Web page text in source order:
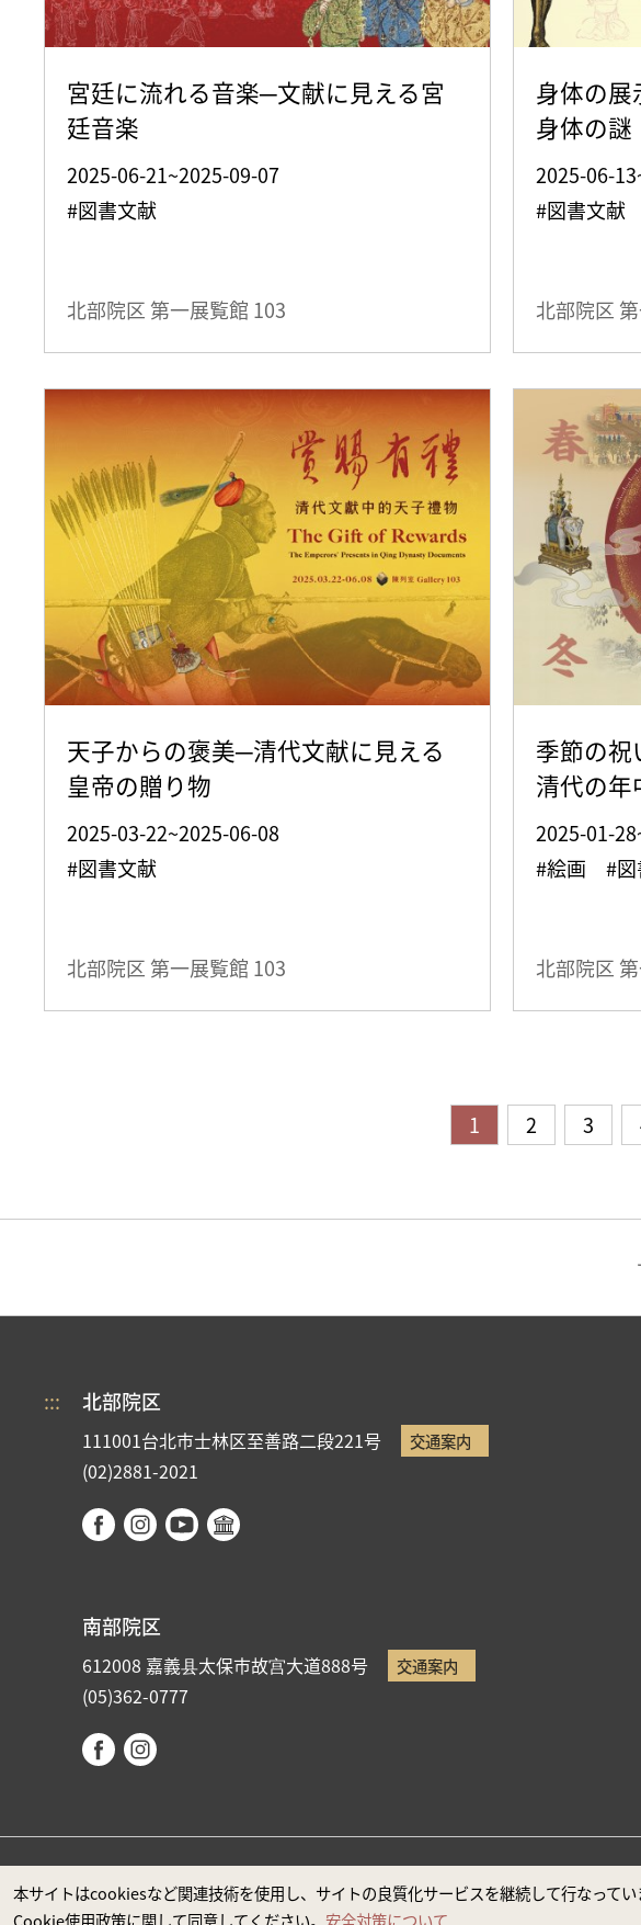
本サイトはcookiesなど関連技術を使用し、サイトの良質化サービスを継続して行なって
Cookie使用政策に関して同意してください。 安全対策について
宮廷に流れる音楽─文献に見える宮
廷音楽
2025-06-21~2025-09-07
#図書文献
北部院区 第一展覧館 103
身体の
身体の謎
2025-06-
#図書文献
北部院区
天子からの褒美─清代文献に見える
皇帝の贈り物
2025-03-22~2025-06-08
#図書文献
北部院区 第一展覧館 103
季節の
清代の年
2025-01-
#絵画 #
北部院区
1
2 3
::: 北部院区
111001台北市士林区至善路二段221号 交通案内
(02)2881-2021
南部院区
612008 嘉義县太保市故宫大道888号 交通案内
(05)362-0777
国立故宮博物院著作権所有 本サイトはMicrosoft Edge、Google Chrome